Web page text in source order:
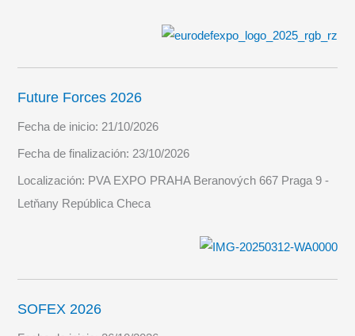
Future Forces 2026
Fecha de inicio: 21/10/2026
Fecha de finalización: 23/10/2026
Localización: PVA EXPO PRAHA Beranových 667 Praga 9 -
Letňany República Checa
SOFEX 2026